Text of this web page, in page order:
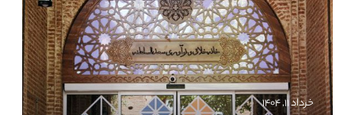
خرداد ۱۱, ۱۴۰۴